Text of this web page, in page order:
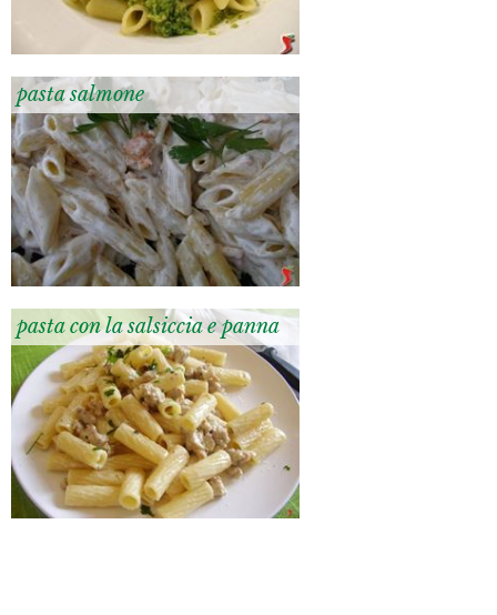
pasta salmone
pasta con la salsiccia e panna